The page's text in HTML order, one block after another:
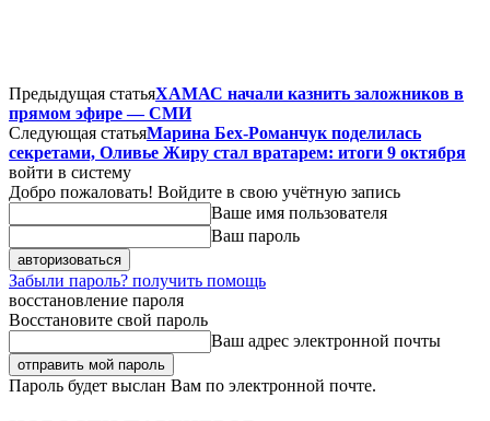
Предыдущая статьяХАМАС начали казнить заложников в
прямом эфире — СМИ
Следующая статьяМарина Бех-Романчук поделилась
секретами, Оливье Жиру стал вратарем: итоги 9 октября
войти в систему
Добро пожаловать! Войдите в свою учётную запись
Ваше имя пользователя
Ваш пароль
Забыли пароль? получить помощь
восстановление пароля
Восстановите свой пароль
Ваш адрес электронной почты
Пароль будет выслан Вам по электронной почте.